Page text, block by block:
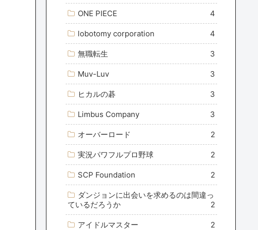
ONE PIECE 4
lobotomy corporation 4
無職転生 3
Muv-Luv 3
ヒカルの碁 3
Limbus Company 3
オーバーロード 2
実況パワフルプロ野球 2
SCP Foundation 2
ダンジョンに出会いを求めるのは間違っ
ているだろうか
2
アイドルマスター 2